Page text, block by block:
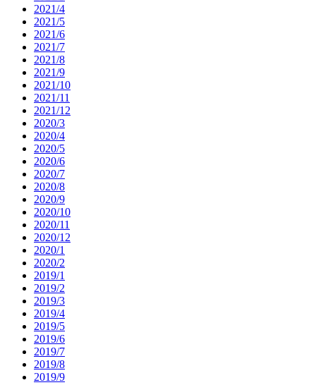
2021/4
2021/5
2021/6
2021/7
2021/8
2021/9
2021/10
2021/11
2021/12
2020/3
2020/4
2020/5
2020/6
2020/7
2020/8
2020/9
2020/10
2020/11
2020/12
2020/1
2020/2
2019/1
2019/2
2019/3
2019/4
2019/5
2019/6
2019/7
2019/8
2019/9